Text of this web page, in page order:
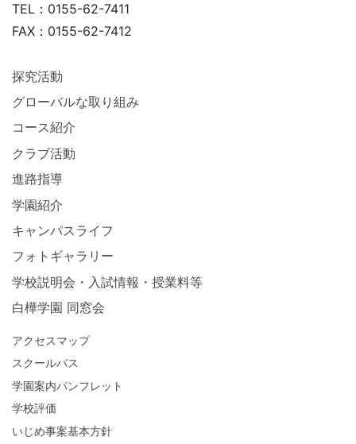
TEL：0155-62-7411
FAX：0155-62-7412
探究活動
グローバルな取り組み
コース紹介
クラブ活動
進路指導
学園紹介
キャンパスライフ
フォトギャラリー
学校説明会・入試情報・授業料等
白樺学園 同窓会
アクセスマップ
スクールバス
学園案内パンフレット
学校評価
いじめ事案基本方針